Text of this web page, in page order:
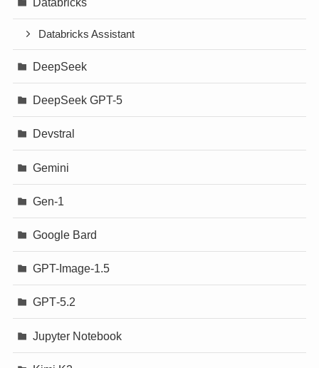
Databricks Assistant
DeepSeek
DeepSeek GPT-5
Devstral
Gemini
Gen-1
Google Bard
GPT-Image-1.5
GPT‐5.2
Jupyter Notebook